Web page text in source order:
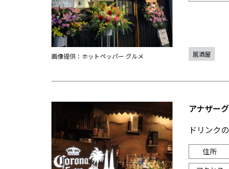
画像提供：ホットペッパー グルメ 居酒屋
アナザー
ドリンク